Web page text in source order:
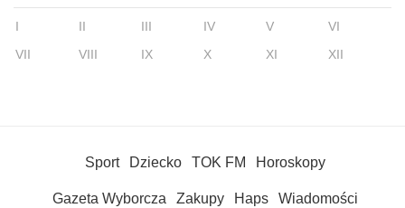
I II III IV V
VI
VII
VIII IX X XI XII
Sport Dziecko TOK FM Horoskopy
Gazeta Wyborcza Zakupy Haps Wiadomości